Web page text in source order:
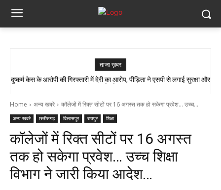
ताजा ख़बर
राजकमल कश्यप को मिली बड़ी जिम्मेदारी, बने तखतपुर मंडल प्रभारी…
दुष्कर्म केस के आरोपी की गिरफ्तारी में देरी का आरोप, पीड़िता ने एसपी से लगाई सुरक्षा और
Home अन्य खबरे कॉलेजों में रिक्त सीटों पर 16 अगस्त तक हो सकेगा प्रवेश... उच्च...
अन्य खबरे छत्तीसगढ़ बिलासपुर रायपुर शिक्षा
कॉलेजों में रिक्त सीटों पर 16 अगस्त
तक हो सकेगा प्रवेश… उच्च शिक्षा
विभाग ने जारी किया आदेश…